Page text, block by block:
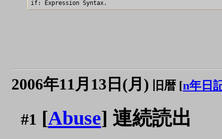
2006年11月13日(月) 旧暦 [n年日
#1 [Abuse] 連続読出